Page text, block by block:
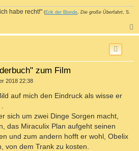
habe recht!" (Erik der Blonde, Die große Überfahrt, S.
a
zum Film
2018 22:38
auf mich den Eindruck als wisse er
sich um zwei Dinge Sorgen macht,
das Miraculix Plan aufgeht seinen
und zum andern hofft er wohl, Obelix
von dem Trank zu kosten.